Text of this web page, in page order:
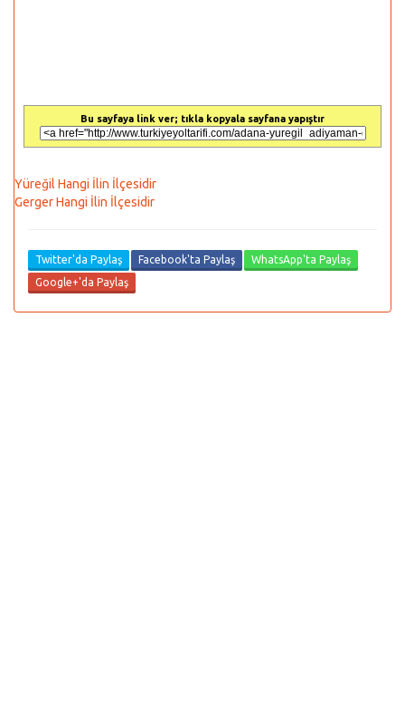
Bu sayfaya link ver; tıkla kopyala sayfana yapıştır
Yüreğil Hangi İlin İlçesidir
Gerger Hangi İlin İlçesidir
Twitter'da Paylaş Facebook'ta Paylaş
WhatsApp'ta Paylaş
Google+'da Paylaş